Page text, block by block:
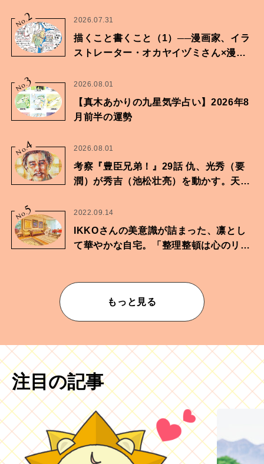
No.2 2026.07.31
描くこと書くこと（1）──漫画家、イラ
ストレーター・オカヤイヅミさん×漫画
No.3 2026.08.01
【真木あかりの九星気学占い】2026年8
月前半の運勢
No.4 2026.08.01
考察『豊臣兄弟！』29話 仇、光秀（要
潤）が秀吉（池松壮亮）を動かす。天下
No.5 2022.09.14
IKKOさんの美意識が詰まった、凛とし
て華やかな自宅。「整理整頓は心のリズ
もっと見る
注目の記事